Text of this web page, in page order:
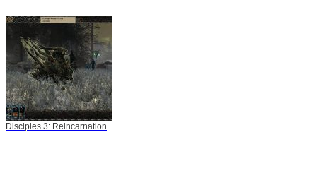
Disciples 3: Reincarnation